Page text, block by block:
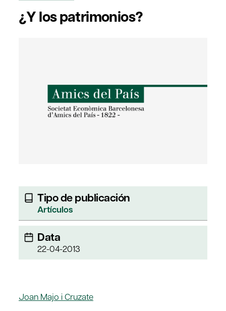
¿Y los patrimonios?
Tipo de publicación
Artículos
Data
22-04-2013
Joan Majo i Cruzate